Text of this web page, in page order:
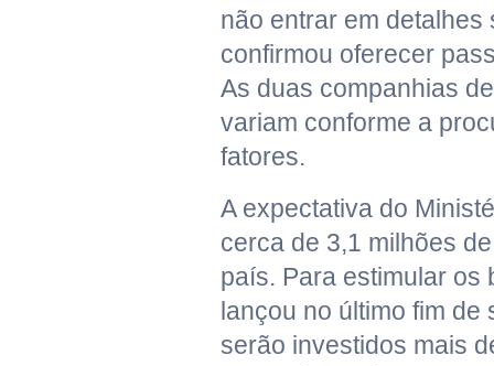
não entrar em detalhes
confirmou oferecer
As duas companhias
variam conforme a
fatores.
A expectativa do
cerca de 3,1 milhões
país. Para estimular os
lançou no último fim
serão investidos mais